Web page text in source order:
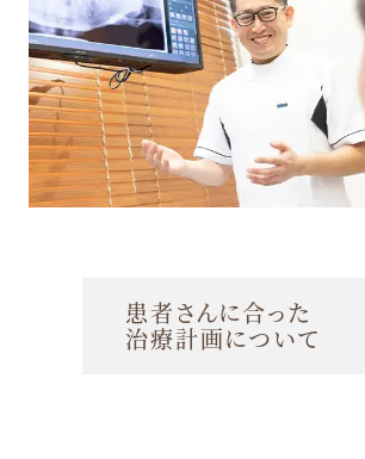
患者さんに合った
治療計画について